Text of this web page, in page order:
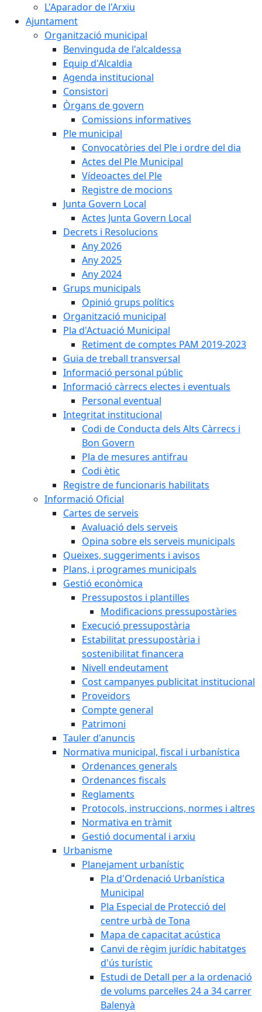
L'Aparador de l'Arxiu
Ajuntament
Organització municipal
Benvinguda de l'alcaldessa
Equip d'Alcaldia
Agenda institucional
Consistori
Òrgans de govern
Comissions informatives
Ple municipal
Convocatòries del Ple i ordre del dia
Actes del Ple Municipal
Vídeoactes del Ple
Registre de mocions
Junta Govern Local
Actes Junta Govern Local
Decrets i Resolucions
Any 2026
Any 2025
Any 2024
Grups municipals
Opinió grups polítics
Organització municipal
Pla d'Actuació Municipal
Retiment de comptes PAM 2019-2023
Guia de treball transversal
Informació personal públic
Informació càrrecs electes i eventuals
Personal eventual
Integritat institucional
Codi de Conducta dels Alts Càrrecs i
Bon Govern
Pla de mesures antifrau
Codi ètic
Registre de funcionaris habilitats
Informació Oficial
Cartes de serveis
Avaluació dels serveis
Opina sobre els serveis municipals
Queixes, suggeriments i avisos
Plans, i programes municipals
Gestió econòmica
Pressupostos i plantilles
Modificacions pressupostàries
Execució pressupostària
Estabilitat pressupostària i
sostenibilitat financera
Nivell endeutament
Cost campanyes publicitat institucional
Proveïdors
Compte general
Patrimoni
Tauler d'anuncis
Normativa municipal, fiscal i urbanística
Ordenances generals
Ordenances fiscals
Reglaments
Protocols, instruccions, normes i altres
Normativa en tràmit
Gestió documental i arxiu
Urbanisme
Planejament urbanístic
Pla d'Ordenació Urbanística
Municipal
Pla Especial de Protecció del
centre urbà de Tona
Mapa de capacitat acústica
Canvi de règim jurídic habitatges
d'ús turístic
Estudi de Detall per a la ordenació
de volums parcel·les 24 a 34 carrer
Balenyà